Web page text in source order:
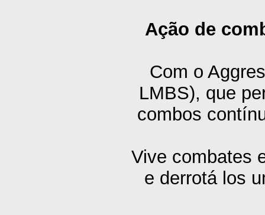
Ação de
Com o
LMBS), que
combos
Vive combates
e derrotá los